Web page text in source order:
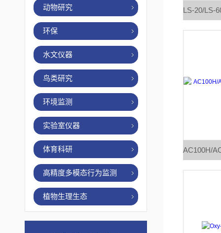
动物研究
环保
水文仪器
鸟类研究
环境监测
实验室仪器
体育科研
高精度多模态行为监测
植物生理生态